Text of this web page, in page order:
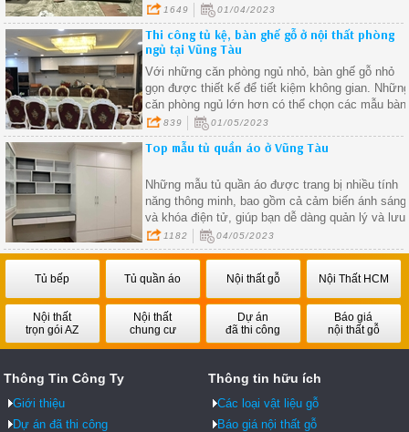
tường, tranh treo tường, và các sản phẩm gỗ
khác.
1649 01/04/2023
Thi công tủ kệ, bàn ghế gỗ ở nội thất phòng
ngủ tại Vũng Tàu
Với những căn phòng ngủ nhỏ, bàn ghế gỗ nhỏ
gọn được thiết kế để tiết kiệm không gian.
căn phòng ngủ lớn hơn có thể chọn các mẫu bàn
ghế gỗ lớn hơn, giúp tạo ra không gian sống sang
trọng hơn
839 01/05/2023
Top mẫu tủ quần áo ở Vũng Tàu
Những mẫu tủ quần áo được trang bị nhiều tính
năng thông minh, bao gồm cả cảm biến ánh sáng
và khóa điện tử, giúp bạn dễ dàng quản lý và lưu
trữ quần áo một cách hiệu quả
1182 04/05/2023
Tủ bếp Tủ quần áo Nội thất gỗ Nội Thất HCM
Nội thất
trọn gói AZ
Nội thất
chung cư
Dự án
đã thi công
Báo giá
nội thất gỗ
Thông Tin Công Ty
Giới thiệu
Dự án đã thi công
Thông tin hữu ích
Các loại vật liệu gỗ
Báo giá nội thất gỗ